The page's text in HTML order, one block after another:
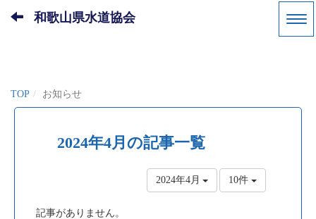
和歌山県水道協会
TOP お知らせ
2024年4月の記事一覧
2024年4月 10件
記事がありません。